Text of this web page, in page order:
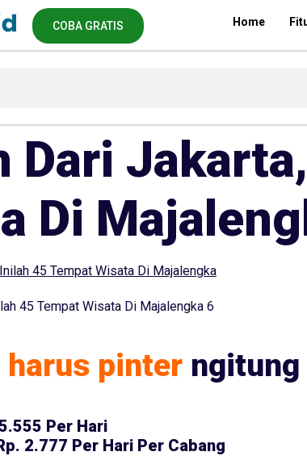
COBA GRATIS Home
Dari
Di
45 Tempat Wisata Di Majalengka 6
harus pinter ngitung
Per Hari
2.777 Per Hari Per Cabang